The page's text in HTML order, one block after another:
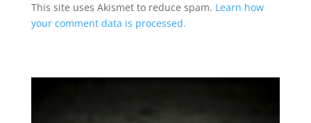
This site uses Akismet to reduce spam. Learn how
your comment data is processed.